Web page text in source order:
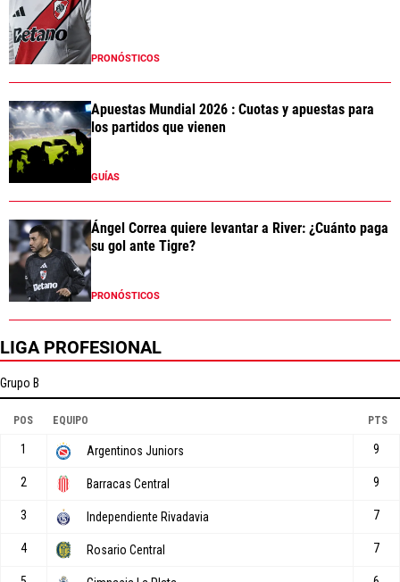
PRONÓSTICOS
Apuestas Mundial 2026 : Cuotas y apuestas para
los partidos que vienen
GUÍAS
Ángel Correa quiere levantar a River: ¿Cuánto paga
su gol ante Tigre?
PRONÓSTICOS
LIGA PROFESIONAL